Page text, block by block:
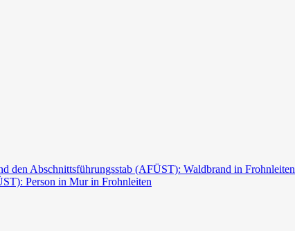
den Abschnittsführungsstab (AFÜST): Waldbrand in Frohnleiten
Person in Mur in Frohnleiten